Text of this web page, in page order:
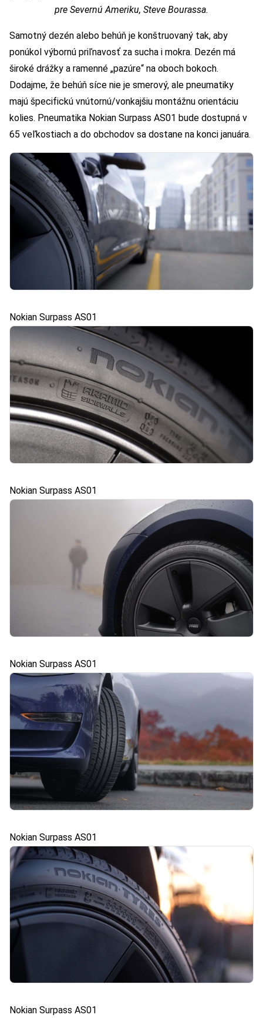
pre Severnú Ameriku, Steve Bourassa.
Samotný dezén alebo behúň je konštruovaný tak, aby
ponúkol výbornú priľnavosť za sucha i mokra. Dezén má
široké drážky a ramenné „pazúre“ na oboch bokoch.
Dodajme, že behúň síce nie je smerový, ale pneumatiky
majú špecifickú vnútornú/vonkajšiu montážnu orientáciu
kolies. Pneumatika Nokian Surpass AS01 bude dostupná v
65 veľkostiach a do obchodov sa dostane na konci januára.
Nokian Surpass AS01
Nokian Surpass AS01
Nokian Surpass AS01
Nokian Surpass AS01
Nokian Surpass AS01